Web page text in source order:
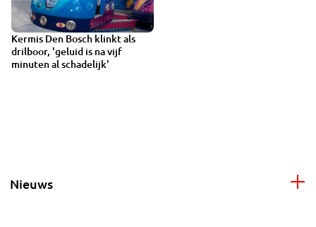
Kermis Den Bosch klinkt als
drilboor, 'geluid is na vijf
minuten al schadelijk'
Nieuws